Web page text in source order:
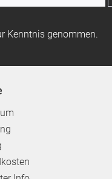
Kenntnis genommen.